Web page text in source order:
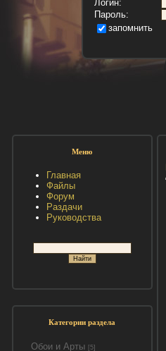
Логин:
Пароль:
запомнить
Меню
Главная
Файлы
Форум
Раздачи
Руководства
Категории раздела
Обои и Арты [5]